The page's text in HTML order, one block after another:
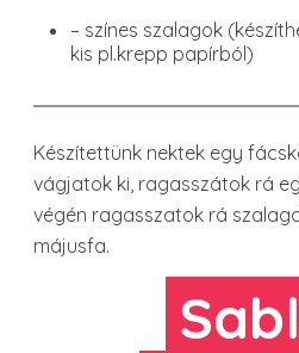
– színes szalagok
kis pl.krepp papírból)
Készítettünk nektek egy
vágjatok ki, ragasszátok rá
végén ragasszatok rá
májusfa.